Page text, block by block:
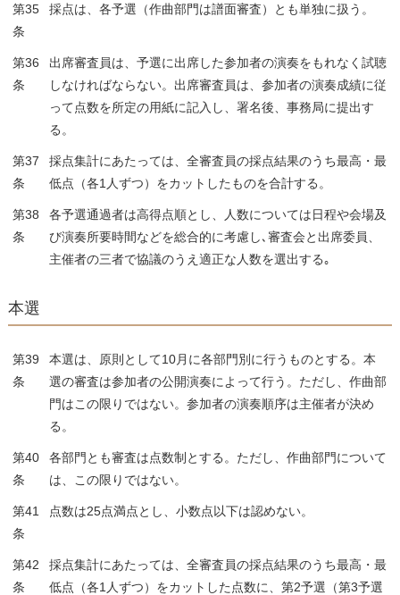
第35
条
採点は、各予選（作曲部門は譜面審査）とも単独に扱う。
第36
条
出席審査員は、予選に出席した参加者の演奏をもれなく試聴
しなければならない。出席審査員は、参加者の演奏成績に従
って点数を所定の用紙に記入し、署名後、事務局に提出す
る。
第37
条
採点集計にあたっては、全審査員の採点結果のうち最高・最
低点（各1人ずつ）をカットしたものを合計する。
第38
条
各予選通過者は高得点順とし、人数については日程や会場及
び演奏所要時間などを総合的に考慮し､審査会と出席委員、
主催者の三者で協議のうえ適正な人数を選出する｡
本選
第39
条
本選は、原則として10月に各部門別に行うものとする。本
選の審査は参加者の公開演奏によって行う。ただし、作曲部
門はこの限りではない。参加者の演奏順序は主催者が決め
る。
第40
条
各部門とも審査は点数制とする。ただし、作曲部門について
は、この限りではない。
第41
条
点数は25点満点とし、小数点以下は認めない。
第42
条
採点集計にあたっては、全審査員の採点結果のうち最高・最
低点（各1人ずつ）をカットした点数に、第2予選（第3予選